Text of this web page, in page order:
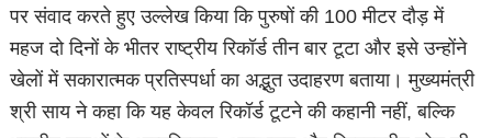
पर संवाद करते हुए उल्लेख किया कि पुरुषों की 100 मीटर दौड़ में
महज दो दिनों के भीतर राष्ट्रीय रिकॉर्ड तीन बार टूटा और इसे उन्होंने
खेलों में सकारात्मक प्रतिस्पर्धा का अद्भुत उदाहरण बताया। मुख्यमंत्री
श्री साय ने कहा कि यह केवल रिकॉर्ड टूटने की कहानी नहीं, बल्कि